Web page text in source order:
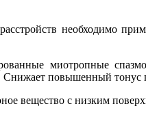
необходимо
миотропные
повышенный тонус
вещество с низким